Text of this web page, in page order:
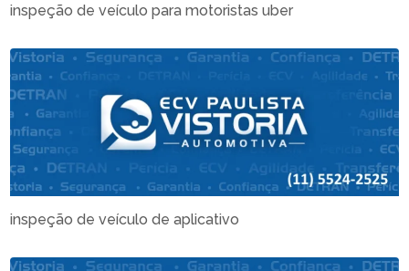
inspeção de veículo para motoristas uber
inspeção de veículo de aplicativo